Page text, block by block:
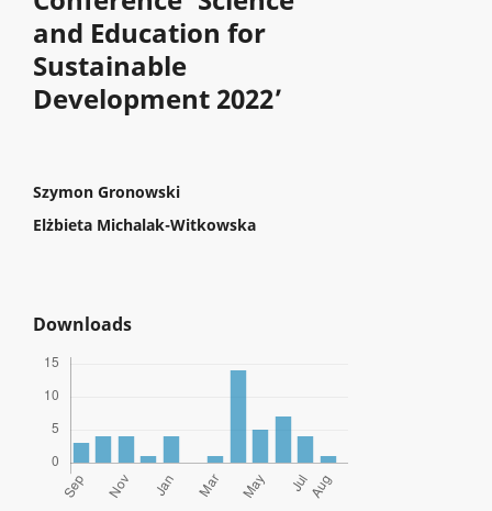
and Education for
Sustainable
Development 2022’
Szymon Gronowski
Elżbieta Michalak-Witkowska
Downloads